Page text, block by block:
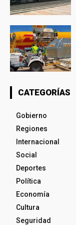
CATEGORÍAS
Gobierno
Regiones
Internacional
Social
Deportes
Política
Economía
Cultura
Seguridad